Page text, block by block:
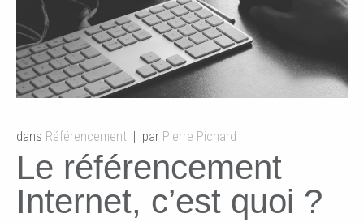
dans Référencement par Pierre Pichard
Le référencement
Internet, c’est quoi ?